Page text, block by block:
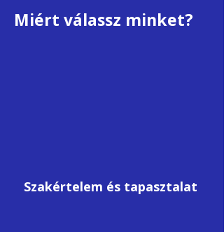
Miért válassz minket?
Szakértelem és tapasztalat